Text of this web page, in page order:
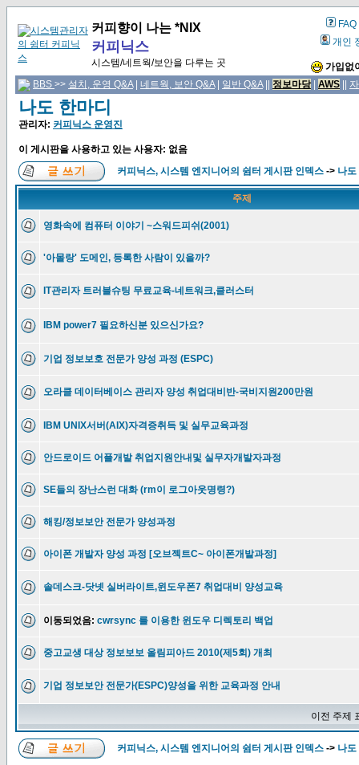
커피향이 나는 *NIX
커피닉스
시스템/네트웍/보안을 다루는 곳
FAQ
개인
가입없
BBS >> 설치, 운영 Q&A| 네트웍, 보안 Q&A| 일반 Q&A|| 정보마당| AWS
나도 한마디
관리자: 커피닉스 운영진
이 게시판을 사용하고 있는 사용자: 없음
커피닉스, 시스템 엔지니어의 쉼터 게시판 인덱스 -> 나도
주제
영화속에 컴퓨터 이야기 ~스워드피쉬(2001)
'아몰랑' 도메인, 등록한 사람이 있을까?
IT관리자 트러블슈팅 무료교육-네트워크,클러스터
IBM power7 필요하신분 있으신가요?
기업 정보보호 전문가 양성 과정 (ESPC)
오라클 데이터베이스 관리자 양성 취업대비반-국비지원200만원
IBM UNIX서버(AIX)자격증취득 및 실무교육과정
안드로이드 어플개발 취업지원안내및 실무자개발자과정
SE들의 장난스런 대화 (rm이 로그아웃명령?)
해킹/정보보안 전문가 양성과정
아이폰 개발자 양성 과정 [오브젝트C~ 아이폰개발과정]
솔데스크-닷넷 실버라이트,윈도우폰7 취업대비 양성교육
이동되었음: cwrsync 를 이용한 윈도우 디렉토리 백업
중고교생 대상 정보보보 올림피아드 2010(제5회) 개최
기업 정보보안 전문가(ESPC)양성을 위한 교육과정 안내
이전 주제
커피닉스, 시스템 엔지니어의 쉼터 게시판 인덱스 -> 나도